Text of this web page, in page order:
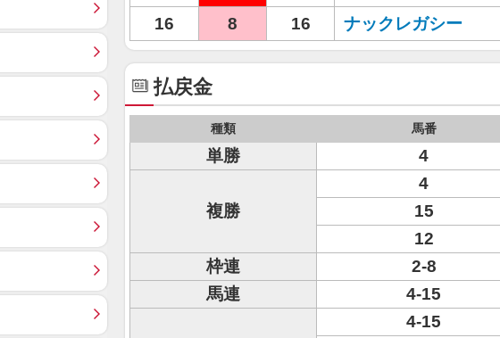
16
8 16 ナックレガシー
払戻金
種類 馬番
単勝 4
複勝
4
15
12
枠連
2-8
馬連
4-15
4-15